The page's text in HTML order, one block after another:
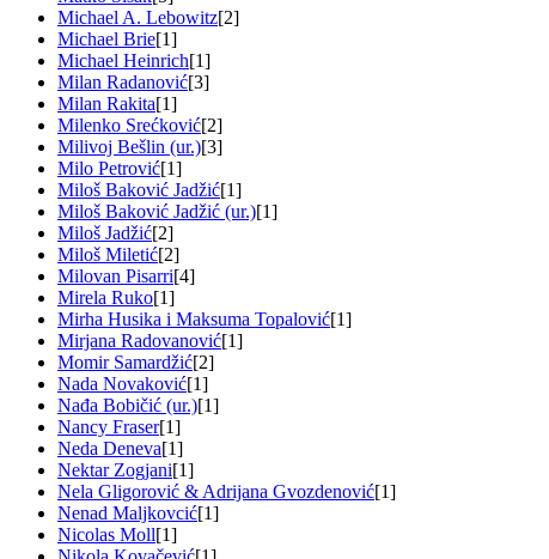
Michael A. Lebowitz[2]
Michael Brie[1]
Michael Heinrich[1]
Milan Radanović[3]
Milan Rakita[1]
Milenko Srećković[2]
Milivoj Bešlin (ur.)[3]
Milo Petrović[1]
Miloš Baković Jadžić[1]
Miloš Baković Jadžić (ur.)[1]
Miloš Jadžić[2]
Miloš Miletić[2]
Milovan Pisarri[4]
Mirela Ruko[1]
Mirha Husika i Maksuma Topalović[1]
Mirjana Radovanović[1]
Momir Samardžić[2]
Nada Novaković[1]
Nađa Bobičić (ur.)[1]
Nancy Fraser[1]
Neda Deneva[1]
Nektar Zogjani[1]
Nela Gligorović & Adrijana Gvozdenović[1]
Nenad Maljkovcić[1]
Nicolas Moll[1]